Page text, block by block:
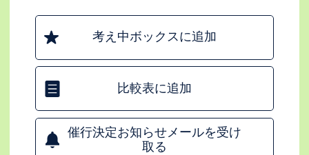
考え中ボックスに追加
比較表に追加
催行決定お知らせメールを受け
取る